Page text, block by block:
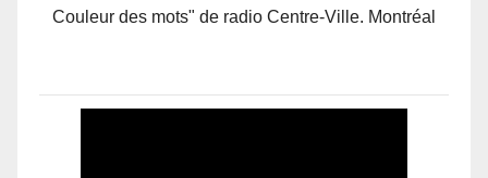
Couleur des mots" de radio Centre-Ville. Montréal